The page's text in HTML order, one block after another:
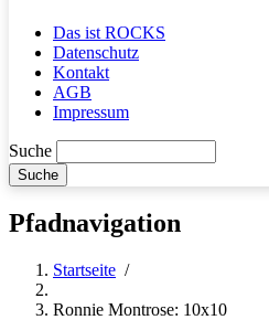
Das ist ROCKS
Datenschutz
Kontakt
AGB
Impressum
Suche
Pfadnavigation
Startseite /
Ronnie Montrose: 10x10